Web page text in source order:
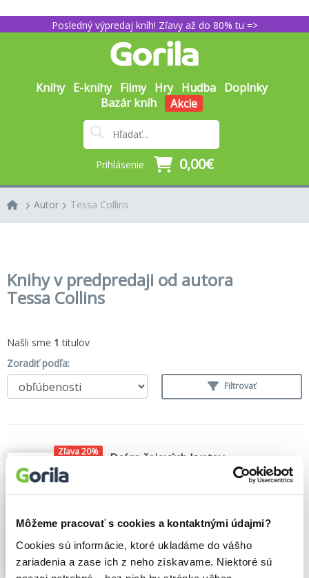
Môžeme pracovať s cookies a kontaktnými údajmi?
Cookies sú informácie, ktoré ukladáme do vášho
zariadenia a zase ich z neho získavame. Niektoré sú
Posledný výpredaj kníh! Zľavy až do 80% tu =>
Knihy E-knihy Filmy Hry Hudba Doplnky
Bazár kníh
Akcie
Prihlásenie 0,00€
Autor Tessa Collins
Knihy v predpredaji od autora
Tessa Collins
Našli sme 1 titulov
Zoradiť podľa:
Filtrovať
Zľava 20% Dcéra čajových kvetov
(2026)
Tretia časť úspešnej ságy Dcéry kvetov o
veľkom rodinnom tajomstve...Zobraziť